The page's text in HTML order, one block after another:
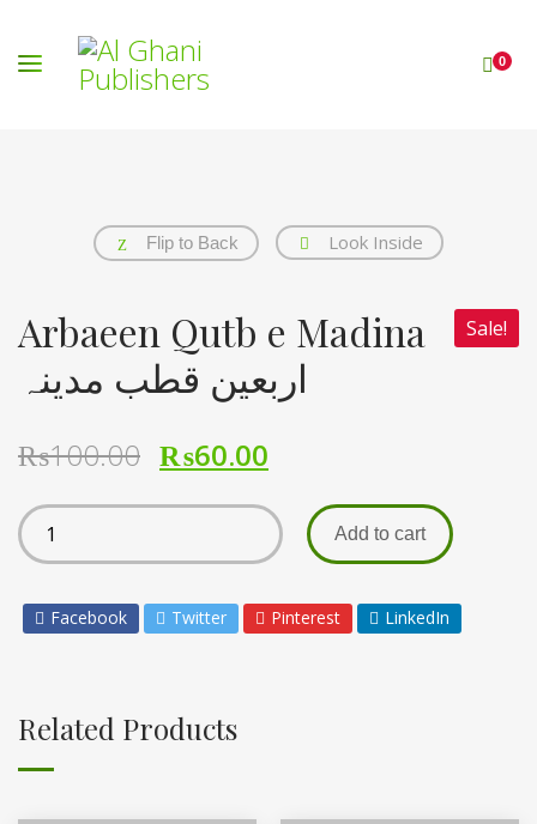
0
Flip to Back Look Inside
Sale!
Arbaeen Qutb e Madina
اربعین قطب مدینہ
₨100.00 ₨60.00
Add to cart
Facebook Twitter Pinterest LinkedIn
Related Products